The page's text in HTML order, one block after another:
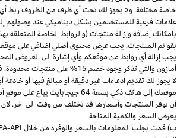
خاصة مختلفة. ولا يجوز لك تحت أي ظرف من الظروف ربط أي
علامات فرعية للمستخدمين بشكل ديناميكي عند وصولهم
بامكانك إضافة وإزالة منتجات (والروابط الخاصة
بقوائم المنتجات، يجب عرض محتوىأصلي إضافي على
يجب إزالة أي روابط من موقعكم وأي إشارة الى العروض
أمازون والتي تذكر وجود خصم 15% على منتجات محدودة،
لا يجوز لك تقديم ادعاءاتغيردقيقةأو مبالغفيهاأوخادعة
موقعكإلىهاتفذكي بسعة جيجابايت يباععلى موقع
أن توفر المنتجات وأسعارها قد تختلف من وقت الى اخر.
يعرض السعر والكمية المتاحة.
ب) قمت بجلب المعلومات بالسعر والوفرة من خلالAPI